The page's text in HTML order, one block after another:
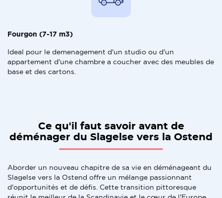
Fourgon (7-17 m3)
Ideal pour le demenagement d'un studio ou d'un
appartement d'une chambre a coucher avec des meubles de
base et des cartons.
Ce qu'il faut savoir avant de
déménager du Slagelse vers la Ostend
Aborder un nouveau chapitre de sa vie en déménageant du
Slagelse vers la Ostend offre un mélange passionnant
d'opportunités et de défis. Cette transition pittoresque